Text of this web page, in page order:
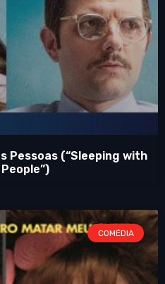
Pessoas (“Sleeping with
COMÉDIA